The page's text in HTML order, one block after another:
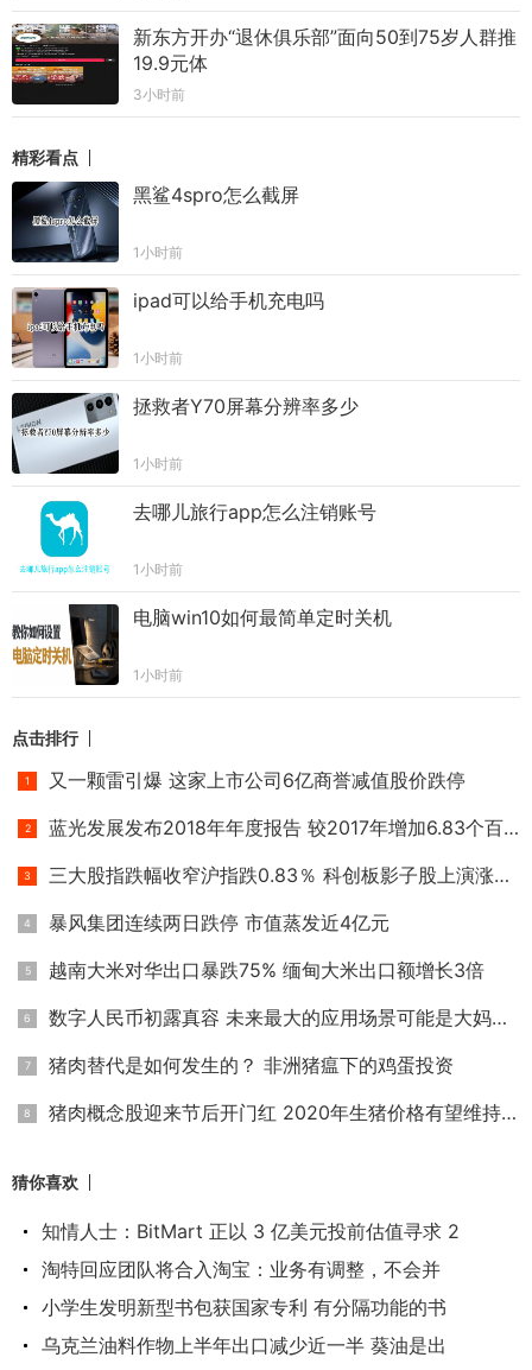
新东方开办“退休俱乐部”面向50到75岁人群推
19.9元体
3小时前
精彩看点
黑鲨4spro怎么截屏
1小时前
ipad可以给手机充电吗
1小时前
拯救者Y70屏幕分辨率多少
1小时前
去哪儿旅行app怎么注销账号
1小时前
电脑win10如何最简单定时关机
1小时前
点击排行
又一颗雷引爆 这家上市公司6亿商誉减值股价跌停
蓝光发展发布2018年年度报告 较2017年增加6.83个百分点
三大股指跌幅收窄沪指跌0.83％ 科创板影子股上演涨停潮
暴风集团连续两日跌停 市值蒸发近4亿元
越南大米对华出口暴跌75% 缅甸大米出口额增长3倍
数字人民币初露真容 未来最大的应用场景可能是大妈买菜
猪肉替代是如何发生的？ 非洲猪瘟下的鸡蛋投资
猪肉概念股迎来节后开门红 2020年生猪价格有望维持高位
猜你喜欢
知情人士：BitMart 正以 3 亿美元投前估值寻求 2
淘特回应团队将合入淘宝：业务有调整，不会并
小学生发明新型书包获国家专利 有分隔功能的书
乌克兰油料作物上半年出口减少近一半 葵油是出